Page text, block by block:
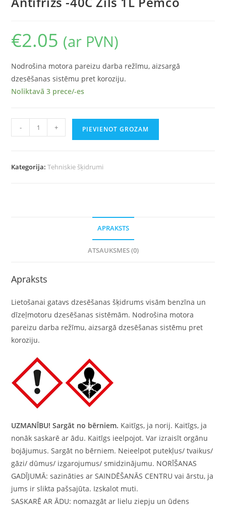
€2.05 (ar PVN)
Nodrošina motora pareizu darba režīmu, aizsargā
dzesēšanas sistēmu pret koroziju.
Noliktavā 3 prece/-es
- + PIEVIENOT GROZAM
Kategorija:Tehniskie šķidrumi
APRAKSTS
ATSAUKSMES (0)
Apraksts
Lietošanai gatavs dzesēšanas šķidrums visām benzīna un
dīzeļmotoru dzesēšanas sistēmām. Nodrošina motora
pareizu darba režīmu, aizsargā dzesēšanas sistēmu pret
koroziju.
UZMANĪBU! Sargāt no bērniem. Kaitīgs, ja norij. Kaitīgs, ja
nonāk saskarē ar ādu. Kaitīgs ieelpojot. Var izraisīt orgānu
bojājumus. Sargāt no bērniem. Neieelpot putekļus/ tvaikus/
gāzi/ dūmus/ izgarojumus/ smidzinājumu. NORĪŠANAS
GADĪJUMĀ: sazināties ar SAINDĒŠANĀS CENTRU vai ārstu, ja
jums ir slikta pašsajūta. Izskalot muti.
SASKARĒ AR ĀDU: nomazgāt ar lielu ziepju un ūdens